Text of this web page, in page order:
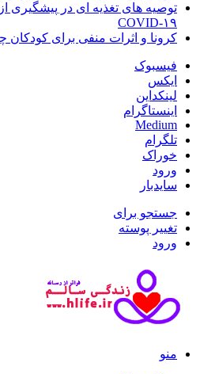
توصیه های تغذیه ای در پیشگیری
COVID-۱۹
کرونا و اثرات منفی برای کودکان
فیسبوک
ایکس
لینکداین
اینستاگرام
Medium
تلگرام
خوراک
ورود
سایدبار
جستجو برای
تغییر پوسته
ورود
منو